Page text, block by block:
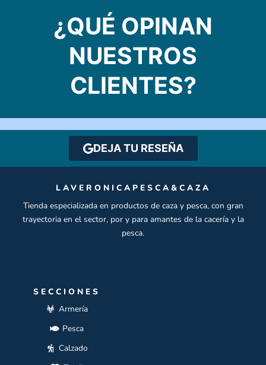
¿QUÉ OPINAN
NUESTROS
CLIENTES?
DEJA TU RESEÑA
LAVERONICAPESCA&CAZA
Tienda especializada en productos de caza y pesca, con gran
trayectoria en el sector, por y para amantes de la cacería y la
pesca.
SECCIONES
Armería
Pesca
Calzado